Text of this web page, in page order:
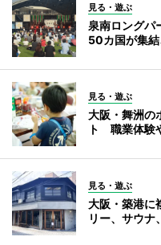
見る・遊ぶ
泉南ロングパ
50カ国が集
見る・遊ぶ
大阪・舞洲の
ト 職業体験
見る・遊ぶ
大阪・築港
リー、サウナ